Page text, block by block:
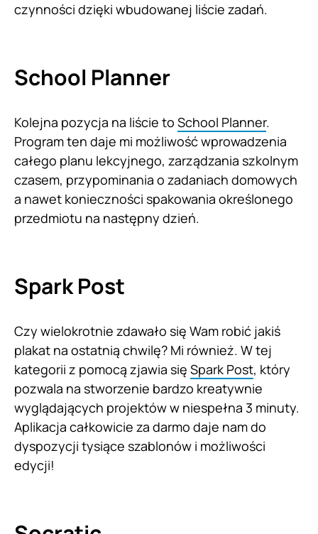
czynności dzięki wbudowanej liście zadań.
School Planner
Kolejna pozycja na liście to School Planner.
Program ten daje mi możliwość wprowadzenia
całego planu lekcyjnego, zarządzania szkolnym
czasem, przypominania o zadaniach domowych
a nawet konieczności spakowania określonego
przedmiotu na następny dzień.
Spark Post
Czy wielokrotnie zdawało się Wam robić jakiś
plakat na ostatnią chwilę? Mi również. W tej
kategorii z pomocą zjawia się Spark Post, który
pozwala na stworzenie bardzo kreatywnie
wyglądających projektów w niespełna 3 minuty.
Aplikacja całkowicie za darmo daje nam do
dyspozycji tysiące szablonów i możliwości
edycji!